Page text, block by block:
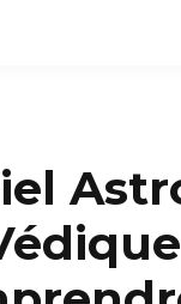
Se connecter